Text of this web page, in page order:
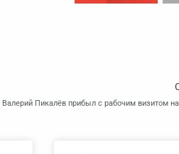
Пикалёв прибыл с рабочим визитом